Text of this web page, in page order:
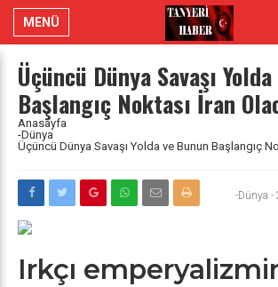
MENÜ
Üçüncü Dünya Savaşı
Başlangıç Noktası İran
Anasayfa
-Dünya
Üçüncü Dünya Savaşı Yolda ve Bunun Başlangıç
-Dünya -
Irkçı